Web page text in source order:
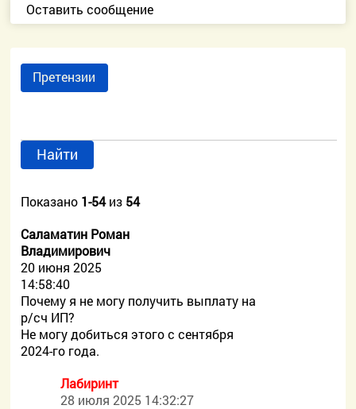
Оставить сообщение
Претензии
Найти
Показано 1-54из 54
Саламатин Роман
Владимирович
20 июня 2025
14:58:40
Почему я не могу получить выплату на
р/сч ИП?
Не могу добиться этого с сентября
2024-го года.
Лабиринт
28 июля 2025 14:32:27